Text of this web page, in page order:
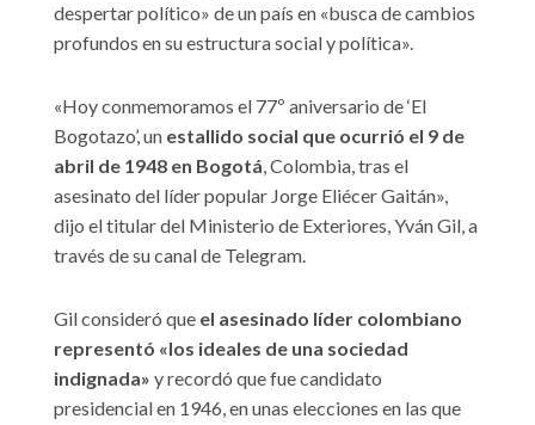
despertar político» de un país en «busca de cambios
profundos en su estructura social y política».
«Hoy conmemoramos el 77º aniversario de ‘El
Bogotazo’, un estallido social que ocurrió el 9 de
abril de 1948 en Bogotá, Colombia, tras el
asesinato del líder popular Jorge Eliécer Gaitán»,
dijo el titular del Ministerio de Exteriores, Yván Gil, a
través de su canal de Telegram.
Gil consideró que el asesinado líder colombiano
representó «los ideales de una sociedad
indignada» y recordó que fue candidato
presidencial en 1946, en unas elecciones en las que